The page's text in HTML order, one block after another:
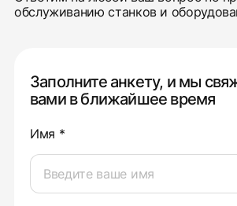
обслуживанию станков и
Заполните анкету, и мы
вами в ближайшее время
Имя *